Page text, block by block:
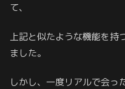
て、
上記と似たような機能を
ました。
しかし、一度リアルで会っ